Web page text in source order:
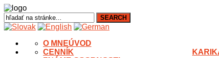
ÚVOD
O MNE
CENNÍK